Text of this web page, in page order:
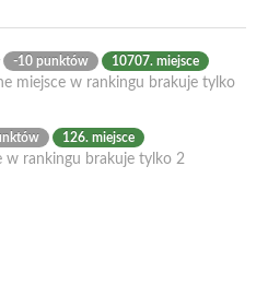
-10 punktów 10707. miejsce
miejsce w rankingu brakuje tylko
126. miejsce
w rankingu brakuje tylko 2